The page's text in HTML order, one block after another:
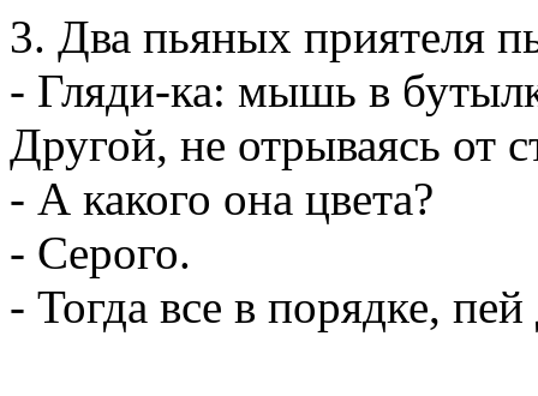
3. Два пьяных приятеля
- Гляди-ка: мышь в
Другой, не отрываясь от
- А какого она цвета?
- Серого.
- Тогда все в порядке,